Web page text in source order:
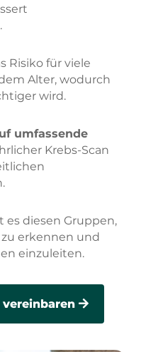
Risiko für viele
Alter, wodurch
wird.
umfassende
Krebs-Scan
es diesen Gruppen,
erkennen und
einzuleiten.
vereinbaren